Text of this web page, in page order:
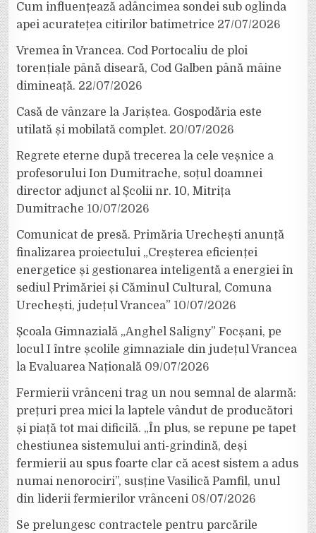
Cum influențează adâncimea sondei sub oglinda
apei acuratețea citirilor batimetrice 27/07/2026
Vremea în Vrancea. Cod Portocaliu de ploi
torențiale până diseară, Cod Galben până mâine
dimineață. 22/07/2026
Casă de vânzare la Jariștea. Gospodăria este
utilată și mobilată complet. 20/07/2026
Regrete eterne după trecerea la cele veșnice a
profesorului Ion Dumitrache, soțul doamnei
director adjunct al Școlii nr. 10, Mitrița
Dumitrache 10/07/2026
Comunicat de presă. Primăria Urechești anunță
finalizarea proiectului „Creșterea eficienței
energetice și gestionarea inteligentă a energiei în
sediul Primăriei și Căminul Cultural, Comuna
Urechești, județul Vrancea” 10/07/2026
Școala Gimnazială „Anghel Saligny” Focșani, pe
locul I între școlile gimnaziale din județul Vrancea
la Evaluarea Națională 09/07/2026
Fermierii vrânceni trag un nou semnal de alarmă:
prețuri prea mici la laptele vândut de producători
și piață tot mai dificilă. „În plus, se repune pe tapet
chestiunea sistemului anti-grindină, deși
fermierii au spus foarte clar că acest sistem a adus
numai nenorociri”, susține Vasilică Pamfil, unul
din liderii fermierilor vrânceni 08/07/2026
Se prelungesc contractele pentru parcările